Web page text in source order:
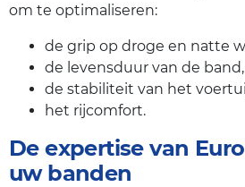
om te optimaliseren:
de grip op droge en natte
de levensduur van de band,
de stabiliteit van het
het rijcomfort.
De expertise van
uw banden